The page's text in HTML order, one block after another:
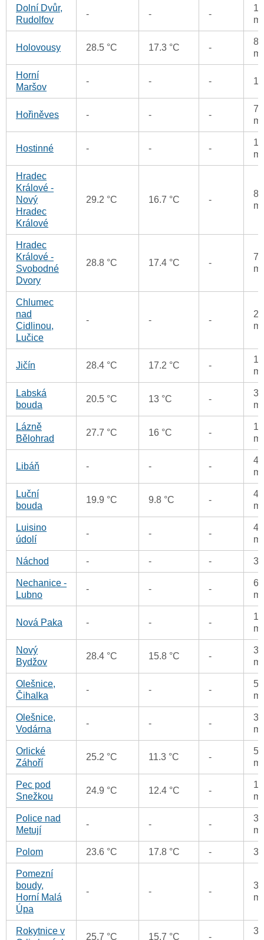
Dolní Dvůr,
Rudolfov
- - -
Holovousy 28.5 °C 17.3 °C -
Horní
Maršov
- - -
Hořiněves - - -
Hostinné - - -
Hradec
Králové -
Nový
Hradec
Králové
29.2 °C 16.7 °C -
Hradec
Králové -
Svobodné
Dvory
28.8 °C 17.4 °C -
Chlumec
nad
Cidlinou,
Lučice
- - -
Jičín 28.4 °C 17.2 °C -
Labská
bouda
20.5 °C 13 °C -
Lázně
Bělohrad
27.7 °C 16 °C -
Libáň - - -
Luční
bouda
19.9 °C 9.8 °C -
Luisino
údolí
- - -
Náchod - - -
Nechanice -
Lubno
- - -
Nová Paka - - -
Nový
Bydžov
28.4 °C 15.8 °C -
Olešnice,
Čihalka
- - -
Olešnice,
Vodárna
- - -
Orlické
Záhoří
25.2 °C 11.3 °C -
Pec pod
Snežkou
24.9 °C 12.4 °C -
Police nad
Metují
- - -
Polom 23.6 °C 17.8 °C -
Pomezní
boudy,
Horní Malá
Úpa
- - -
Rokytnice v
25.7 °C 15.7 °C -